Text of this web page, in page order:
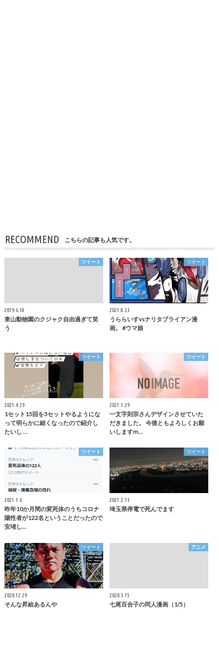
RECOMMEND こちらの記事も人気です。
ツイート
2019.6.18
東山動物園のクジャク自由過ぎて笑
う
ツイート
2021.8.23
うららいすvsナリタブライアン漫
画。 #ウマ娘
ツイート
2021.4.29
1セット15回を3セットやるようにな
って明らかに細くなったので紹介し
たいし …
ツイート
2021.1.29
一文字則宗さんデザインさせていた
だきました。 今後ともよろしくお願
いしますm…
ツイート
2021.1.6
昨年10か月間の変死体のうちコロナ
陽性者が122名ということだったので
安堵し…
ツイート
2021.2.13
埼玉県停電で死んでます
ツイート
2020.12.29
そんな昇給あるんや
アニメ
2020.3.15
七尾百合子の同人漫画（1/5）